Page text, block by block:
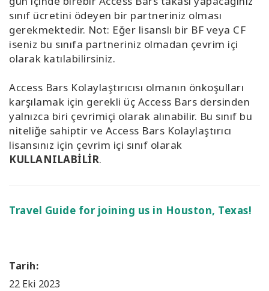
sınıf ücretini ödeyen bir partneriniz olması
gerekmektedir. Not: Eğer lisanslı bir BF veya CF
iseniz bu sınıfa partneriniz olmadan çevrim içi
olarak katılabilirsiniz.
Access Bars Kolaylaştırıcısı olmanın önkoşulları
karşılamak için gerekli üç Access Bars dersinden
yalnızca biri çevrimiçi olarak alınabilir. Bu sınıf bu
niteliğe sahiptir ve Access Bars Kolaylaştırıcı
lisansınız için çevrim içi sınıf olarak
KULLANILABİLİR.
Travel Guide for joining us in Houston, Texas!
Tarih:
22 Eki 2023